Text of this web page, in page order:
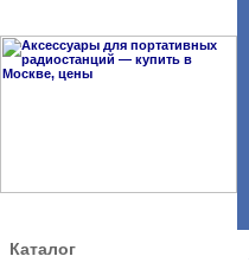
Каталог